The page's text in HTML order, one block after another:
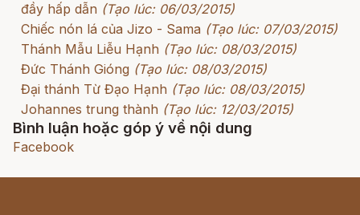
đầy hấp dẫn (Tạo lúc: 06/03/2015)
Chiếc nón lá của Jizo - Sama (Tạo lúc: 07/03/2015)
Thánh Mẫu Liễu Hạnh (Tạo lúc: 08/03/2015)
Đức Thánh Gióng (Tạo lúc: 08/03/2015)
Đại thánh Từ Đạo Hạnh (Tạo lúc: 08/03/2015)
Johannes trung thành (Tạo lúc: 12/03/2015)
Bình luận hoặc góp ý về nội dung
Facebook